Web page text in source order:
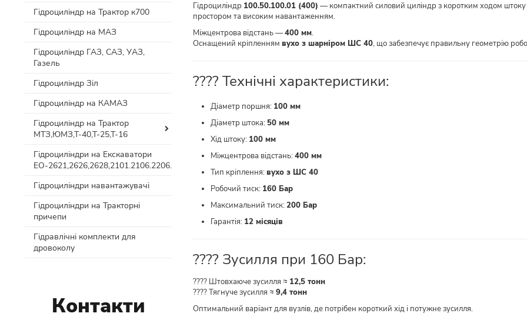
Гідроциліндр 100.50.100.01 (400) — компактний силовий циліндр з коротким ходом штоку
простором та високим навантаженням.
Міжцентрова відстань —400 мм.
Оснащений кріпленням вухо з шарніром ШС 40, що забезпечує правильну геометрію
???? Технічні характеристики:
Діаметр поршня: 100 мм
Діаметр штока: 50 мм
Хід штоку: 100 мм
Міжцентрова відстань:400 мм
Тип кріплення:вухо з ШС 40
Робочий тиск: 160 Бар
Максимальний тиск:200 Бар
Гарантія: 12 місяців
???? Зусилля при 160 Бар:
???? Штовхаюче зусилля ≈ 12,5 тонн
???? Тягнуче зусилля ≈ 9,4 тонн
Оптимальний варіант для вузлів, де потрібен короткий хід і потужне зусилля.
Гідроциліндр на Трактор к700
Гідроциліндр на МАЗ
Гідроциліндр ГАЗ, САЗ, УАЗ,
Газель
Гідроциліндр Зіл
Гідроциліндр на КАМАЗ
Гідроциліндр на Трактор
МТЗ,ЮМЗ,Т-40,Т-25,Т-16
Гідроциліндри на Екскаватори
ЕО-2621,2626,2628,2101.2106.2206.
Гідроциліндри навантажувачі
Гідроциліндри на Тракторні
причепи
Гідравлічні комплекти для
дровоколу
Контакти